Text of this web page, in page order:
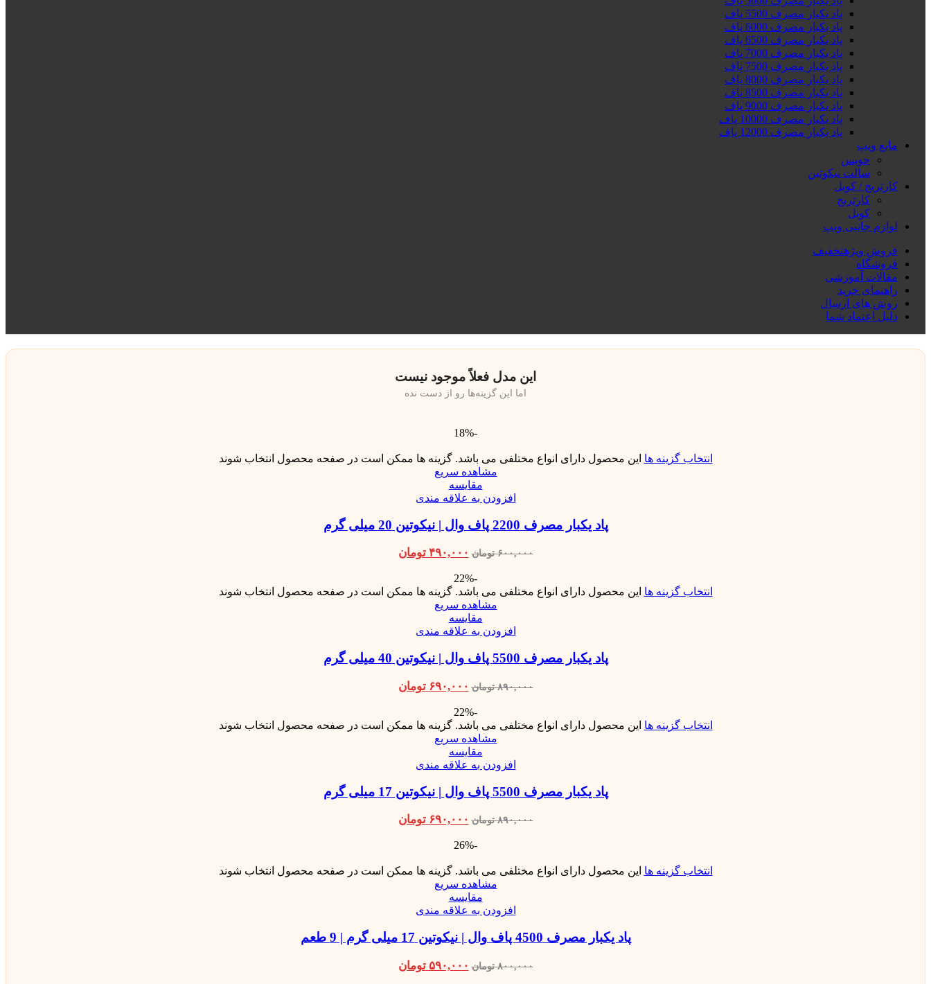
پاد یکبار مصرف 5500 پاف
پاد یکبار مصرف 6000 پاف
پاد یکبار مصرف 6500 پاف
پاد یکبار مصرف 7000 پاف
پاد یکبار مصرف 7500 پاف
پاد یکبار مصرف 8000 پاف
پاد یکبار مصرف 8500 پاف
پاد یکبار مصرف 9000 پاف
پاد یکبار مصرف 10000 پاف
پاد یکبار مصرف 12000 پاف
مایع ویپ
جویس
سالت نیکوتین
کارتریج / کویل
کارتریج
کویل
لوازم جانبی ویپ
فروش ویژهتخفیف
فروشگاه
مقالات آموزشی
راهنمای خرید
روش های ارسال
دلیل اعتماد شما
این مدل فعلاً موجود نیست
اما این گزینه‌ها رو از دست نده
-18%
انتخاب گزینه ها این محصول دارای انواع مختلفی می باشد. گزینه ها ممکن است در صفحه محصول انتخاب شوند
مشاهده سریع
مقایسه
افزودن به علاقه مندی
پاد یکبار مصرف 2200 پاف وال | نیکوتین 20 میلی گرم
۶۰۰,۰۰۰ تومان ۴۹۰,۰۰۰ تومان
-22%
انتخاب گزینه ها این محصول دارای انواع مختلفی می باشد. گزینه ها ممکن است در صفحه محصول انتخاب شوند
مشاهده سریع
مقایسه
افزودن به علاقه مندی
پاد یکبار مصرف 5500 پاف وال | نیکوتین 40 میلی گرم
۸۹۰,۰۰۰ تومان ۶۹۰,۰۰۰ تومان
-22%
انتخاب گزینه ها این محصول دارای انواع مختلفی می باشد. گزینه ها ممکن است در صفحه محصول انتخاب شوند
مشاهده سریع
مقایسه
افزودن به علاقه مندی
پاد یکبار مصرف 5500 پاف وال | نیکوتین 17 میلی گرم
۸۹۰,۰۰۰ تومان ۶۹۰,۰۰۰ تومان
-26%
انتخاب گزینه ها این محصول دارای انواع مختلفی می باشد. گزینه ها ممکن است در صفحه محصول انتخاب شوند
مشاهده سریع
مقایسه
افزودن به علاقه مندی
پاد یکبار مصرف 4500 پاف وال | نیکوتین 17 میلی گرم | 9 طعم
۸۰۰,۰۰۰ تومان ۵۹۰,۰۰۰ تومان